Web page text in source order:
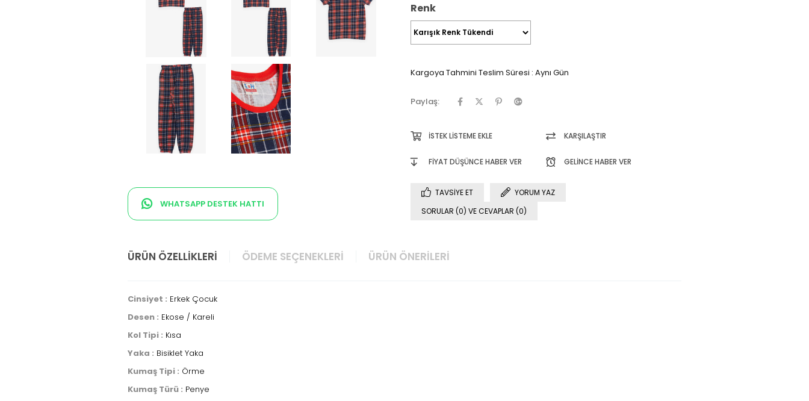
WHATSAPP DESTEK HATTI
Renk
Kargoya Tahmini Teslim Süresi : Aynı Gün
Paylaş:
İSTEK LISTEME EKLE KARŞILAŞTIR
FIYAT DÜŞÜNCE HABER VER GELINCE HABER VER
TAVSIYE ET
YORUM YAZ
SORULAR (0) VE CEVAPLAR (0)
ÜRÜN ÖZELLIKLERI ÖDEME SEÇENEKLERI ÜRÜN ÖNERILERI
Cinsiyet : Erkek Çocuk
Desen : Ekose / Kareli
Kol Tipi : Kısa
Yaka : Bisiklet Yaka
Kumaş Tipi : Örme
Kumaş Türü : Penye